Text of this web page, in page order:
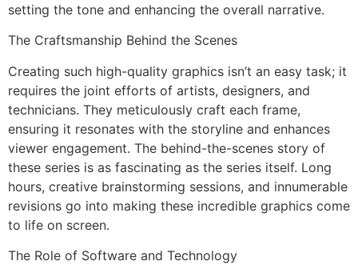
setting the tone and enhancing the overall narrative.
The Craftsmanship Behind the Scenes
Creating such high-quality graphics isn’t an easy task; it
requires the joint efforts of artists, designers, and
technicians. They meticulously craft each frame,
ensuring it resonates with the storyline and enhances
viewer engagement. The behind-the-scenes story of
these series is as fascinating as the series itself. Long
hours, creative brainstorming sessions, and innumerable
revisions go into making these incredible graphics come
to life on screen.
The Role of Software and Technology